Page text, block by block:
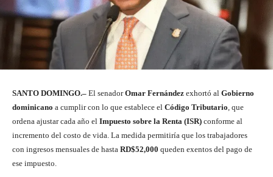
SANTO DOMINGO.– El senadorOmar Fernández exhortó al Gobierno
dominicano a cumplir con lo que establece el Código Tributario , que
ordena ajustar cada año el Impuesto sobre la Renta (ISR) conforme al
incremento del costo de vida. La medida permitiría que los trabajadores
con ingresos mensuales de hasta RD$52,000 queden exentos del pago de
ese impuesto.